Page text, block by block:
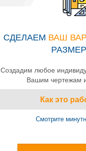
СДЕЛАЕМ ВАШ
Создадим любое
Вашим чертежам
Как это
Смотрите